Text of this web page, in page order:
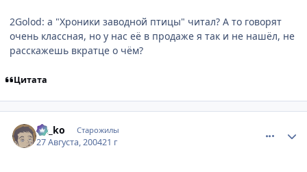
2Golod: а "Хроники заводной птицы" читал? А то говорят
очень классная, но у нас её в продаже я так и не нашёл, не
расскажешь вкратце о чём?
Цитата
Ge_ko Старожилы
27 Августа, 200421 г